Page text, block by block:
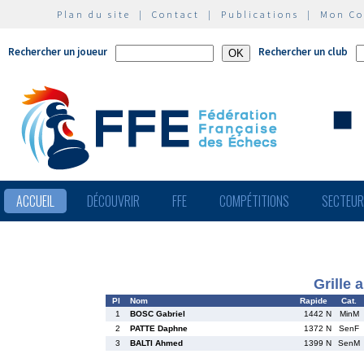
Plan du site | Contact | Publications | Mon
Rechercher un joueur Rechercher un club
ACCUEIL DÉCOUVRIR FFE COMPÉTITIONS
Grille
Pl Nom Rapide
Cat.
1
BOSC Gabriel 1442 N
MinM
2
PATTE Daphne 1372 N
SenF
3
BALTI Ahmed 1399 N
SenM